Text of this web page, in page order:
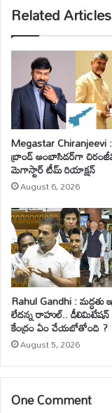
Related Articles
Megastar Chiranjeevi
బ్రాండ్ అంబాసిడర్‌గా
మెగాస్టార్ టీమ్ రియాక్షన్
August 6, 2026
Rahul Gandhi : మద్ధతు
లేదన్న రాహుల్.. డీలిమిటేషన్
కేంద్రం ఏం చేయబోతోంది ?
August 5, 2026
One Comment